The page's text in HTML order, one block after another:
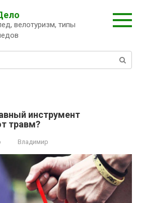
велотуризм, типы
инструмент
травм?
Владимир